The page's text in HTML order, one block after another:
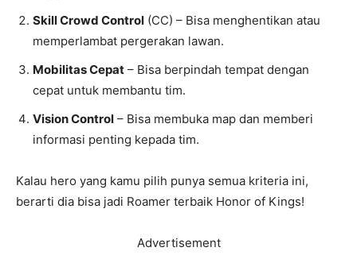
Skill Crowd Control (CC) – Bisa menghentikan atau
memperlambat pergerakan lawan.
Mobilitas Cepat – Bisa berpindah tempat dengan
cepat untuk membantu tim.
Vision Control – Bisa membuka map dan memberi
informasi penting kepada tim.
Kalau hero yang kamu pilih punya semua kriteria ini,
berarti dia bisa jadi Roamer terbaik Honor of Kings!
Advertisement